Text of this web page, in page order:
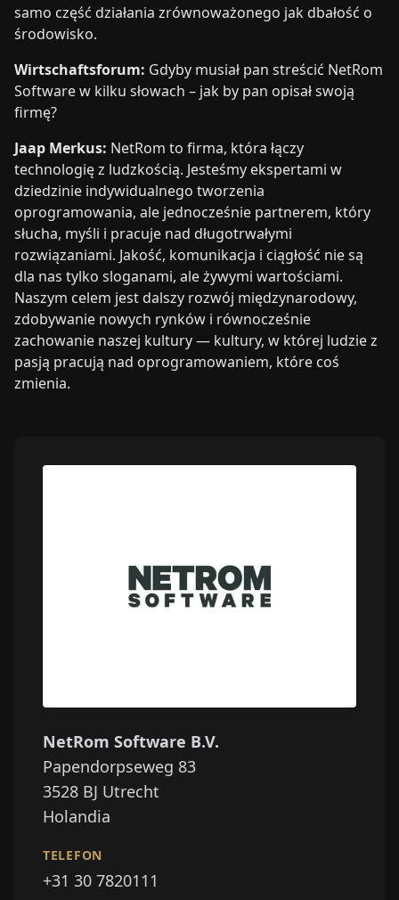
samo część działania zrównoważonego jak dbałość o
środowisko.
Wirtschaftsforum: Gdyby musiał pan streścić NetRom
Software w kilku słowach – jak by pan opisał swoją
firmę?
Jaap Merkus: NetRom to firma, która łączy
technologię z ludzkością. Jesteśmy ekspertami w
dziedzinie indywidualnego tworzenia
oprogramowania, ale jednocześnie partnerem, który
słucha, myśli i pracuje nad długotrwałymi
rozwiązaniami. Jakość, komunikacja i ciągłość nie są
dla nas tylko sloganami, ale żywymi wartościami.
Naszym celem jest dalszy rozwój międzynarodowy,
zdobywanie nowych rynków i równocześnie
zachowanie naszej kultury — kultury, w której ludzie z
pasją pracują nad oprogramowaniem, które coś
zmienia.
NetRom Software B.V.
Papendorpseweg 83
3528 BJ Utrecht
Holandia
TELEFON
+31 30 7820111